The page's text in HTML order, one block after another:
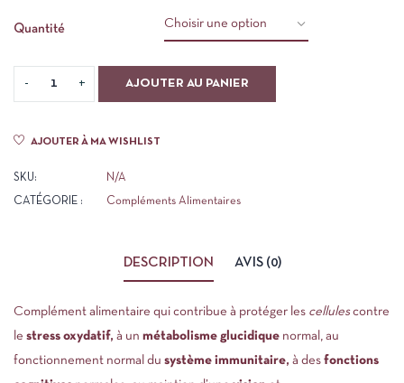
Quantité
AJOUTER AU PANIER
AJOUTER À MA WISHLIST
SKU: N/A
CATÉGORIE : Compléments Alimentaires
DESCRIPTION AVIS (0)
Complément alimentaire qui contribue à protéger les cellulescontre
le stress oxydatif, à un métabolisme glucidique normal, au
fonctionnement normal du système immunitaire, à des fonctions